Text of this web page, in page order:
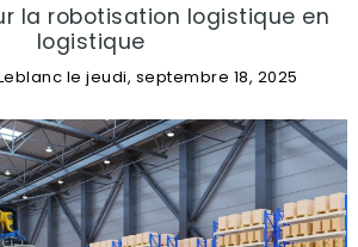
la robotisation logistique en
logistique
lejeudi, septembre 18, 2025